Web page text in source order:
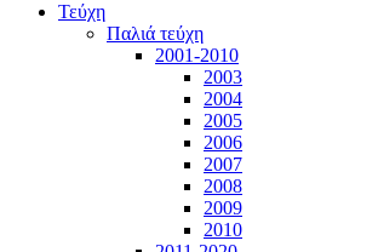
Τεύχη
Παλιά τεύχη
2001-2010
2003
2004
2005
2006
2007
2008
2009
2010